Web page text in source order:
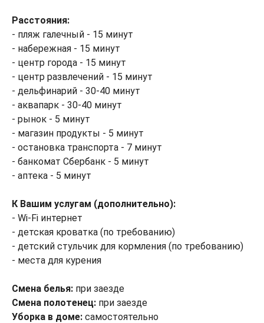
Расстояния:
- пляж галечный - 15 минут
- набережная - 15 минут
- центр города - 15 минут
- центр развлечений - 15 минут
- дельфинарий - 30-40 минут
- аквапарк - 30-40 минут
- рынок - 5 минут
- магазин продукты - 5 минут
- остановка транспорта - 7 минут
- банкомат Сбербанк - 5 минут
- аптека - 5 минут
К Вашим услугам (дополнительно):
- Wi-Fi интернет
- детская кроватка (по требованию)
- детский стульчик для кормления (по требованию)
- места для курения
Смена белья: при заезде
Смена полотенец: при заезде
Уборка в доме: самостоятельно